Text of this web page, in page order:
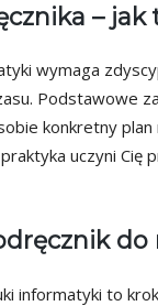
–
wymaga
Podstawowe
konkretny
uczyni
informatyki to